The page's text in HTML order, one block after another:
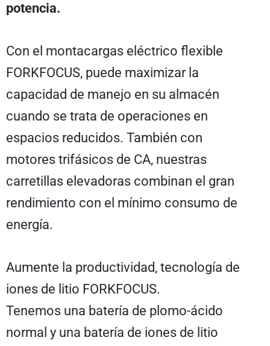
potencia.
Con el montacargas eléctrico flexible
FORKFOCUS, puede maximizar la
capacidad de manejo en su almacén
cuando se trata de operaciones en
espacios reducidos. También con
motores trifásicos de CA, nuestras
carretillas elevadoras combinan el gran
rendimiento con el mínimo consumo de
energía.
Aumente la productividad, tecnología de
iones de litio FORKFOCUS.
Tenemos una batería de plomo-ácido
normal y una batería de iones de litio